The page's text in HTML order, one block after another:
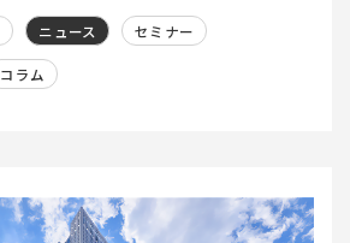
ニュース セミナー
コラム